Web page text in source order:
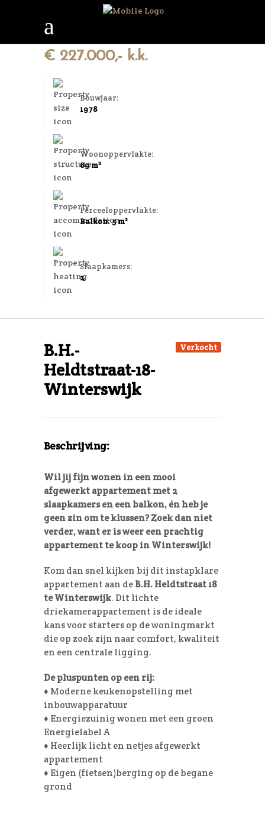
€ 227.000,- k.k.
Bouwjaar:
1978
Woonoppervlakte:
69 m²
Perceeloppervlakte:
Balkon: 5 m²
Slaapkamers:
2
B.H.-
Heldtstraat-18-
Winterswijk
Verkocht
Beschrijving:
Wil jij fijn wonen in een mooi
afgewerkt appartement met 2
slaapkamers en een balkon, én heb je
geen zin om te klussen? Zoek dan niet
verder, want er is weer een prachtig
appartement te koop in Winterswijk!
Kom dan snel kijken bij dit instapklare
appartement aan de B.H. Heldtstraat 18
te Winterswijk. Dit lichte
driekamerappartement is de ideale
kans voor starters op de woningmarkt
die op zoek zijn naar comfort, kwaliteit
en een centrale ligging.
De pluspunten op een rij:
♦ Moderne keukenopstelling met
inbouwapparatuur
♦ Energiezuinig wonen met een groen
Energielabel A
♦ Heerlijk licht en netjes afgewerkt
appartement
♦ Eigen (fietsen)berging op de begane
grond